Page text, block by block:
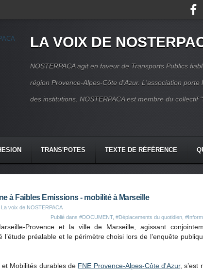
LA VOIX DE
NOSTERPACA agit en faveur de Transports Publics
région Provence-Alpes-Côte d'Azur. L'association
des institutions. NOSTERPACA est membre du collectif
TRANS'POTES TEXTE DE RÉFÉRENCE
à Faibles Emissions - mobilité à Marseille
La voix de NOSTERPACA
Publié dans #DOCUMENT, #Déplacements du quotidien
Provence et la ville de Marseille, agissant
l’étude préalable et le périmètre choisi lors de l’enquête
Mobilités durables de FNE Provence-Alpes-Côte d'Azur, s’est